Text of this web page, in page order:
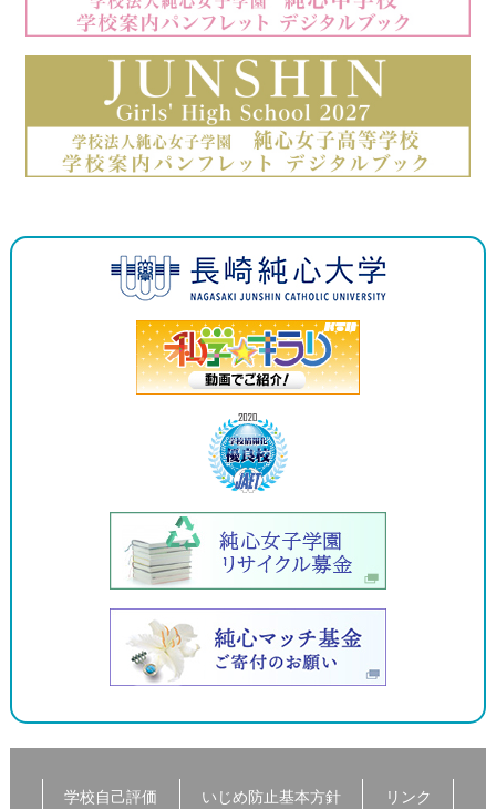
学校自己評価 いじめ防止基本方針
リンク